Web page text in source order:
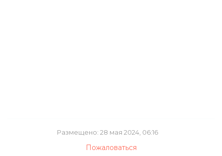
Размещено: 28 мая 2024, 06:16
Пожаловаться